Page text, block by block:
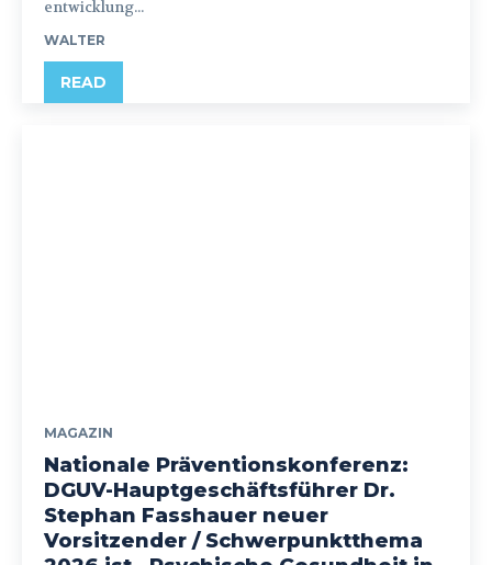
entwicklung...
WALTER
READ
MAGAZIN
Nationale Präventionskonferenz:
DGUV-Hauptgeschäftsführer Dr.
Stephan Fasshauer neuer
Vorsitzender / Schwerpunktthema